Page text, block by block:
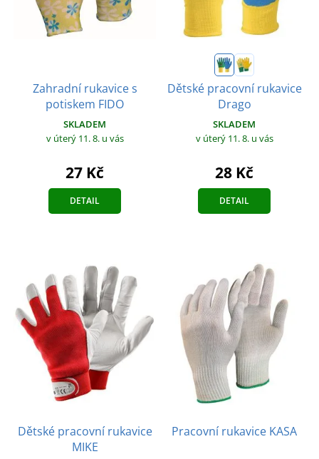
Zahradní rukavice s
potiskem FIDO
SKLADEM
v úterý 11. 8. u vás
27 Kč
DETAIL
Dětské pracovní rukavice
Drago
SKLADEM
v úterý 11. 8. u vás
28 Kč
DETAIL
Dětské pracovní rukavice
MIKE
Pracovní rukavice KASA